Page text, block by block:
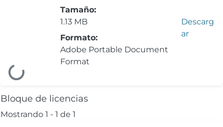
Cargando...
Tamaño:
1.13 MB
Formato:
Adobe Portable Document
Format
Descarg
ar
Bloque de licencias
Mostrando 1 - 1 de 1